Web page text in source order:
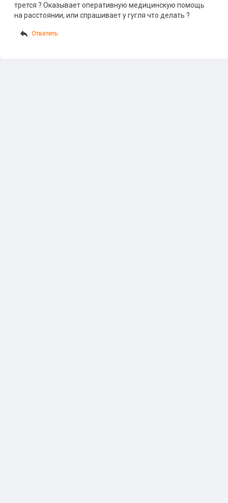
трется ? Оказывает оперативную медицинскую помощь
на расстоянии, или спрашивает у гугля что делать ?
Ответить